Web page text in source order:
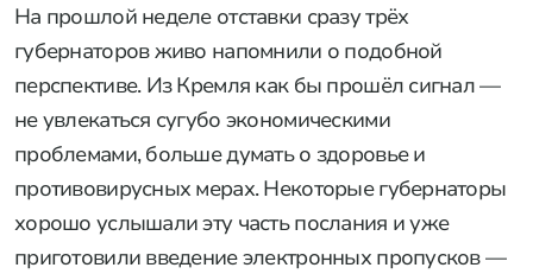
На прошлой неделе отставки сразу трёх
губернаторов живо напомнили о подобной
перспективе. Из Кремля как бы прошёл сигнал —
не увлекаться сугубо экономическими
проблемами, больше думать о здоровье и
противовирусных мерах. Некоторые губернаторы
хорошо услышали эту часть послания и уже
приготовили введение электронных пропусков —